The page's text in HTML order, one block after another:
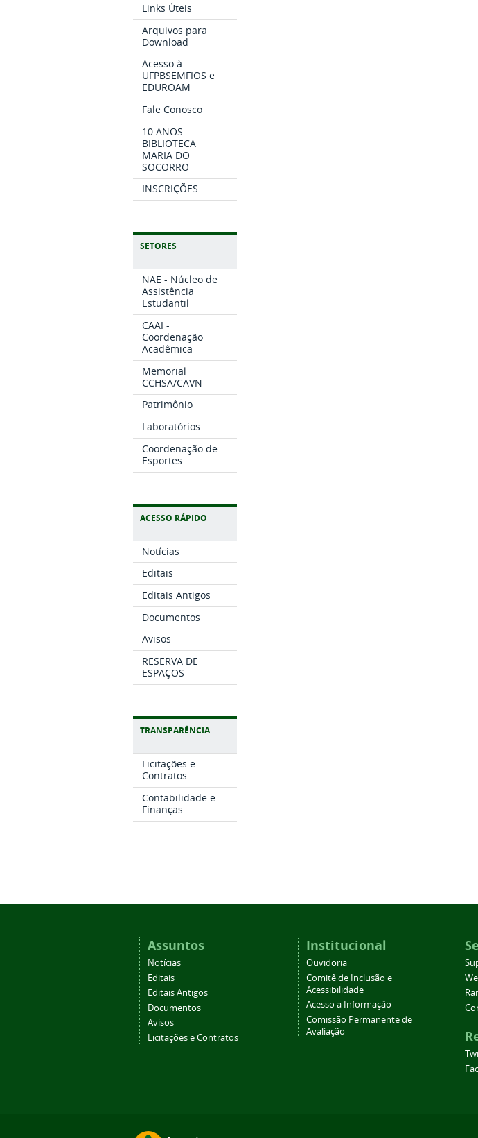
Links Úteis
Arquivos para
Download
Acesso à
UFPBSEMFIOS e
EDUROAM
Fale Conosco
10 ANOS -
BIBLIOTECA
MARIA DO
SOCORRO
INSCRIÇÕES
SETORES
NAE - Núcleo de
Assistência
Estudantil
CAAI -
Coordenação
Acadêmica
Memorial
CCHSA/CAVN
Patrimônio
Laboratórios
Coordenação de
Esportes
ACESSO RÁPIDO
Notícias
Editais
Editais Antigos
Documentos
Avisos
RESERVA DE
ESPAÇOS
TRANSPARÊNCIA
Licitações e
Contratos
Contabilidade e
Finanças
Assuntos
Notícias
Editais
Editais Antigos
Documentos
Avisos
Licitações e Contratos
Institucional
Ouvidoria
Comitê de Inclusão e
Acessibilidade
Acesso a Informação
Comissão Permanente de
Avaliação